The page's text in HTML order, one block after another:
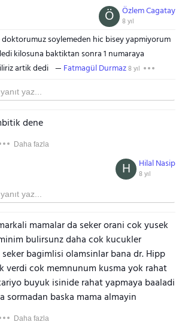
Özlem Cagatay
8 yıl
Ö
doktorumuz soylemeden hic bisey yapmiyorum
kilosuna baktiktan sonra 1 numaraya
artik dedi
Fatmagül Durmaz8 yıl
dene
Daha fazla
Hilal Nasip
8 yıl
H
mamalar da seker orani cok yusek
bulirsunz daha cok kucukler
bagimlisi olamsinlar bana dr. Hipp
verdi cok memnunum kusma yok rahat
buyuk isinide rahat yapmaya baaladi
sormadan baska mama almayin
Daha fazla